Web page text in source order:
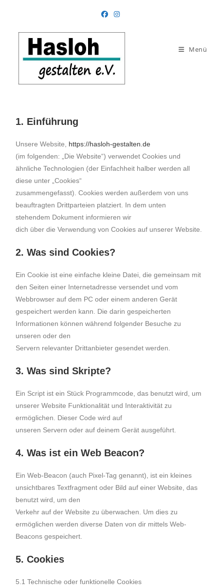
Menü
1. Einführung
Unsere Website, https://hasloh-gestalten.de
(im folgenden: „Die Website“) verwendet Cookies und
ähnliche Technologien (der Einfachheit halber werden all
diese unter „Cookies“
zusammengefasst). Cookies werden außerdem von uns
beauftragten Drittparteien platziert. In dem unten
stehendem Dokument informieren wir
dich über die Verwendung von Cookies auf unserer Website.
2. Was sind Cookies?
Ein Cookie ist eine einfache kleine Datei, die gemeinsam mit
den Seiten einer Internetadresse versendet und vom
Webbrowser auf dem PC oder einem anderen Gerät
gespeichert werden kann. Die darin gespeicherten
Informationen können während folgender Besuche zu
unseren oder den
Servern relevanter Drittanbieter gesendet werden.
3. Was sind Skripte?
Ein Script ist ein Stück Programmcode, das benutzt wird, um
unserer Website Funktionalität und Interaktivität zu
ermöglichen. Dieser Code wird auf
unseren Servern oder auf deinem Gerät ausgeführt.
4. Was ist ein Web Beacon?
Ein Web-Beacon (auch Pixel-Tag genannt), ist ein kleines
unsichtbares Textfragment oder Bild auf einer Website, das
benutzt wird, um den
Verkehr auf der Website zu überwachen. Um dies zu
ermöglichen werden diverse Daten von dir mittels Web-
Beacons gespeichert.
5. Cookies
5.1 Technische oder funktionelle Cookies